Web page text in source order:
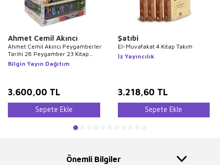
Ahmet Cemil Akıncı
Ahmet Cemil Akıncı Peygamberler
Tarihi 28 Peygamber 23 Kitap
Takım Kutulu
Bilgin Yayın Dağıtım
3.600,00 TL
Sepete Ekle
Şatıbi
El-Muvafakat 4 Kitap Takım
İz Yayıncılık
3.218,60 TL
Sepete Ekle
Önemli Bilgiler